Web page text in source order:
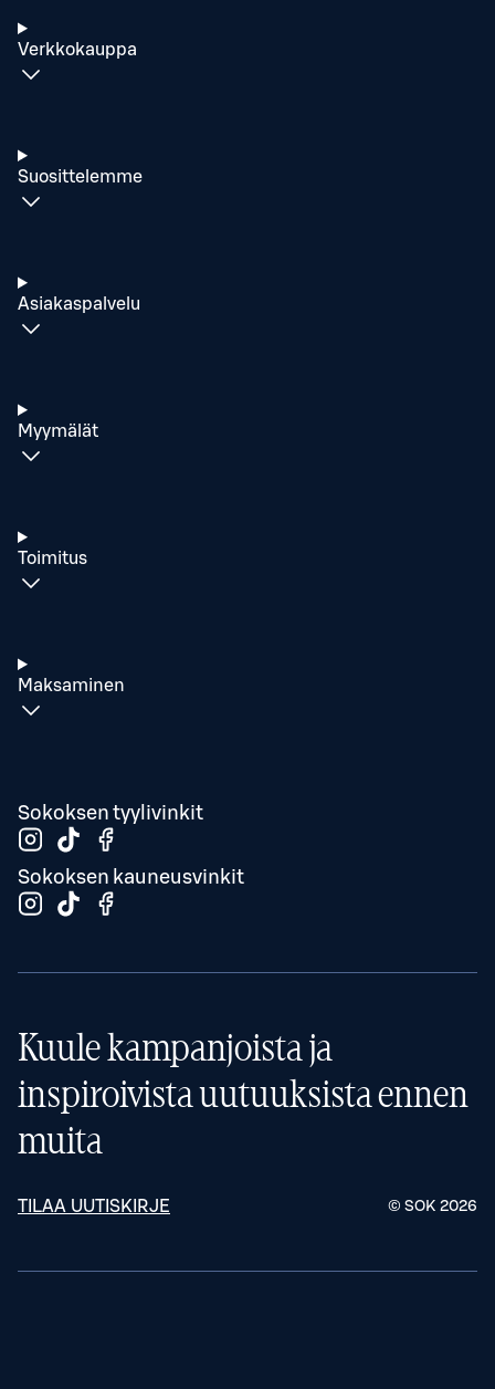
Verkkokauppa
Suosittelemme
Asiakaspalvelu
Myymälät
Toimitus
Maksaminen
Sokoksen tyylivinkit
Sokoksen kauneusvinkit
Kuule kampanjoista ja
inspiroivista uutuuksista ennen
muita
TILAA UUTISKIRJE © SOK 2026